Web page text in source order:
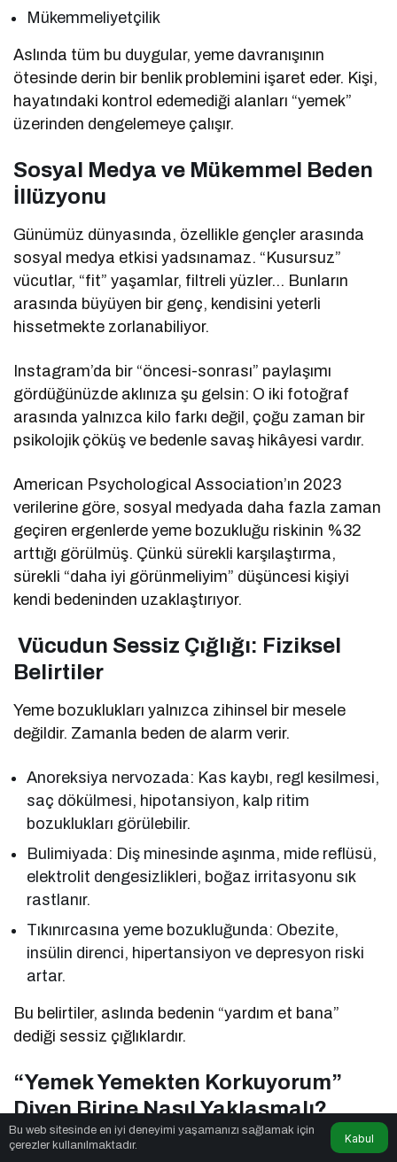
Mükemmeliyetçilik
Aslında tüm bu duygular, yeme davranışının
ötesinde derin bir benlik problemini işaret eder. Kişi,
hayatındaki kontrol edemediği alanları “yemek”
üzerinden dengelemeye çalışır.
Sosyal Medya ve Mükemmel Beden
İllüzyonu
Günümüz dünyasında, özellikle gençler arasında
sosyal medya etkisi yadsınamaz. “Kusursuz”
vücutlar, “fit” yaşamlar, filtreli yüzler… Bunların
arasında büyüyen bir genç, kendisini yeterli
hissetmekte zorlanabiliyor.
Instagram’da bir “öncesi-sonrası” paylaşımı
gördüğünüzde aklınıza şu gelsin: O iki fotoğraf
arasında yalnızca kilo farkı değil, çoğu zaman bir
psikolojik çöküş ve bedenle savaş hikâyesi vardır.
American Psychological Association’ın 2023
verilerine göre, sosyal medyada daha fazla zaman
geçiren ergenlerde yeme bozukluğu riskinin %32
arttığı görülmüş. Çünkü sürekli karşılaştırma,
sürekli “daha iyi görünmeliyim” düşüncesi kişiyi
kendi bedeninden uzaklaştırıyor.
Vücudun Sessiz Çığlığı: Fiziksel
Belirtiler
Yeme bozuklukları yalnızca zihinsel bir mesele
değildir. Zamanla beden de alarm verir.
Anoreksiya nervozada: Kas kaybı, regl kesilmesi,
saç dökülmesi, hipotansiyon, kalp ritim
bozuklukları görülebilir.
Bulimiyada: Diş minesinde aşınma, mide reflüsü,
elektrolit dengesizlikleri, boğaz irritasyonu sık
rastlanır.
Tıkınırcasına yeme bozukluğunda: Obezite,
insülin direnci, hipertansiyon ve depresyon riski
artar.
Bu belirtiler, aslında bedenin “yardım et bana”
dediği sessiz çığlıklardır.
“Yemek Yemekten Korkuyorum”
Diyen Birine Nasıl Yaklaşmalı?
Bir yakınınız “yemek yemekten korkuyorum”
Bu web sitesinde en iyi deneyimi yaşamanızı sağlamak için
çerezler kullanılmaktadır.
Kabul